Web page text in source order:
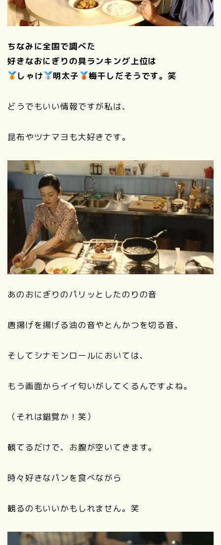
ちなみに全国で調べた
好きなおにぎりの具ランキング上位は
しゃけ
明太子 梅干しだそうです。笑
どうでもいい情報ですが私は、
昆布やツナマヨも大好きです。
あのおにぎりのパリッとしたのりの音
唐揚げを揚げる油の音やとんかつを切る音、
そしてシナモンロールにおいては、
もう画面からイイ匂いがしてくるんですよね。
（それは錯覚か！笑）
観てるだけで、お腹が空いてきます。
時々好きなパンを食べながら
観るのもいいかもしれません。笑